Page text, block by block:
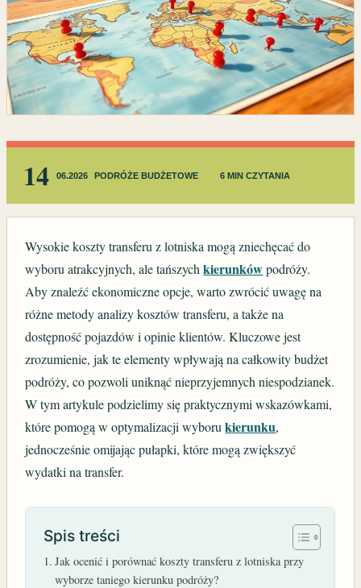
14 06.2026 PODRÓŻE BUDŻETOWE 6 MIN CZYTANIA
Wysokie koszty transferu z lotniska mogą zniechęcać do
wyboru atrakcyjnych, ale tańszychkierunkówpodróży.
Aby znaleźć ekonomiczne opcje, warto zwrócić uwagę na
różne metody analizy kosztów transferu, a także na
dostępność pojazdów i opinie klientów. Kluczowe jest
zrozumienie, jak te elementy wpływają na całkowity budżet
podróży, co pozwoli uniknąć nieprzyjemnych niespodzianek.
W tym artykule podzielimy się praktycznymi wskazówkami,
które pomogą w optymalizacji wyborukierunku,
jednocześnie omijając pułapki, które mogą zwiększyć
wydatki na transfer.
Spis treści
Jak ocenić i porównać koszty transferu z lotniska przy
wyborze taniego kierunku podróży?